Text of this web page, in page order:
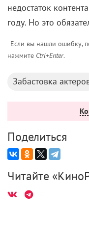
недостаток
году. Но это
Если вы нашли ошибку,
нажмите Ctrl+Enter.
Забастовка
Поделиться
Читайте